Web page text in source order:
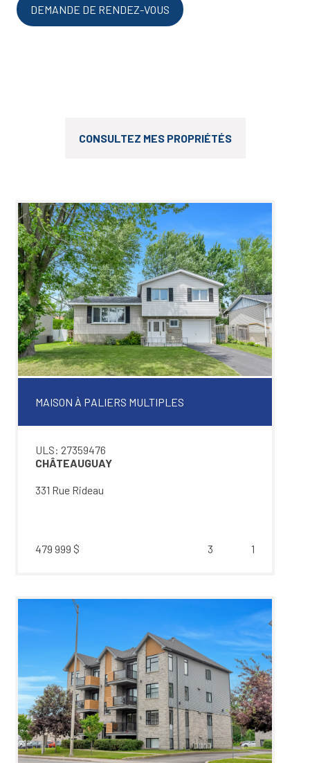
DEMANDE DE RENDEZ-VOUS
CONSULTEZ MES PROPRIÉTÉS
MAISON À PALIERS MULTIPLES
ULS: 27359476
CHÂTEAUGUAY
331 Rue Rideau
479 999 $ 3 1